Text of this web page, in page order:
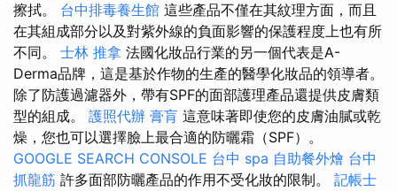
擦拭。 台中排毒養生館 這些產品不僅在其紋理方面，而且
在其組成部分以及對紫外線的負面影響的保護程度上也有所
不同。 士林 推拿 法國化妝品行業的另一個代表是A-
Derma品牌，這是基於作物的生產的醫學化妝品的領導者。
除了防護過濾器外，帶有SPF的面部護理產品還提供皮膚類
型的組成。 護照代辦 膏肓 這意味著即使您的皮膚油膩或乾
燥，您也可以選擇臉上最合適的防曬霜（SPF）。
GOOGLE SEARCH CONSOLE 台中 spa 自助餐外燴 台中
抓龍筋 許多面部防曬產品的作用不受化妝的限制。 記帳士